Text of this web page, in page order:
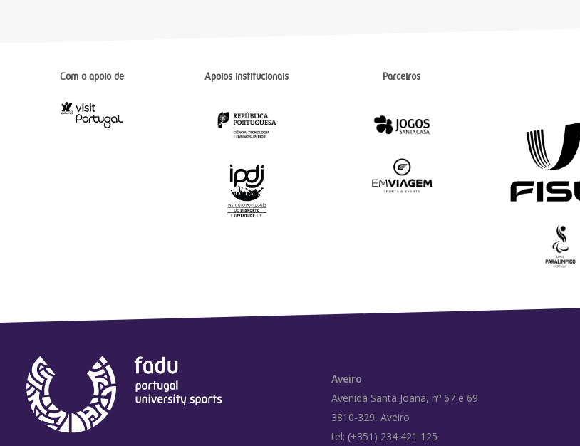
Com o apoio de Apoios institucionais Parceiros
Aveiro
Avenida Santa Joana, nº 67 e 69
3810-329, Aveiro
tel: (+351) 234 421 125